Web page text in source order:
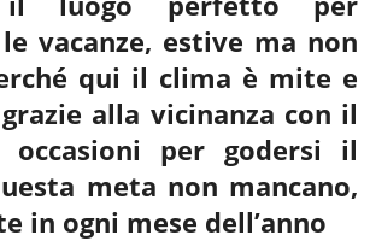
vacanze, estive ma non
qui il clima è mite e
alla vicinanza con il
per godersi il
meta non mancano,
in ogni mese dell’anno